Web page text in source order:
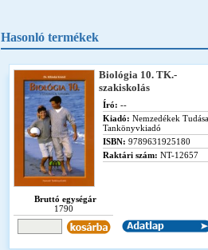
Hasonló termékek
Biológia 10. TK.-
szakiskolás
Író: --
Kiadó: Nemzedékek Tudása
Tankönyvkiadó
ISBN: 9789631925180
Raktári szám: NT-12657
Bruttó egységár
1790